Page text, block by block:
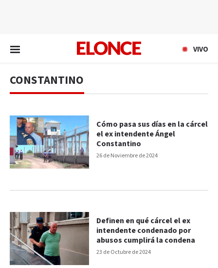
VIVO
CONSTANTINO
26 de Noviembre de 2024
Cómo pasa sus días en la cárcel
el ex intendente Ángel
Constantino
23 de Octubre de 2024
Definen en qué cárcel el ex
intendente condenado por
abusos cumplirá la condena